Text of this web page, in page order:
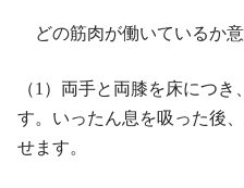
どの筋肉が働いているか意
（1）両手と両膝を床につ
す。いったん息を吸った後
せます。